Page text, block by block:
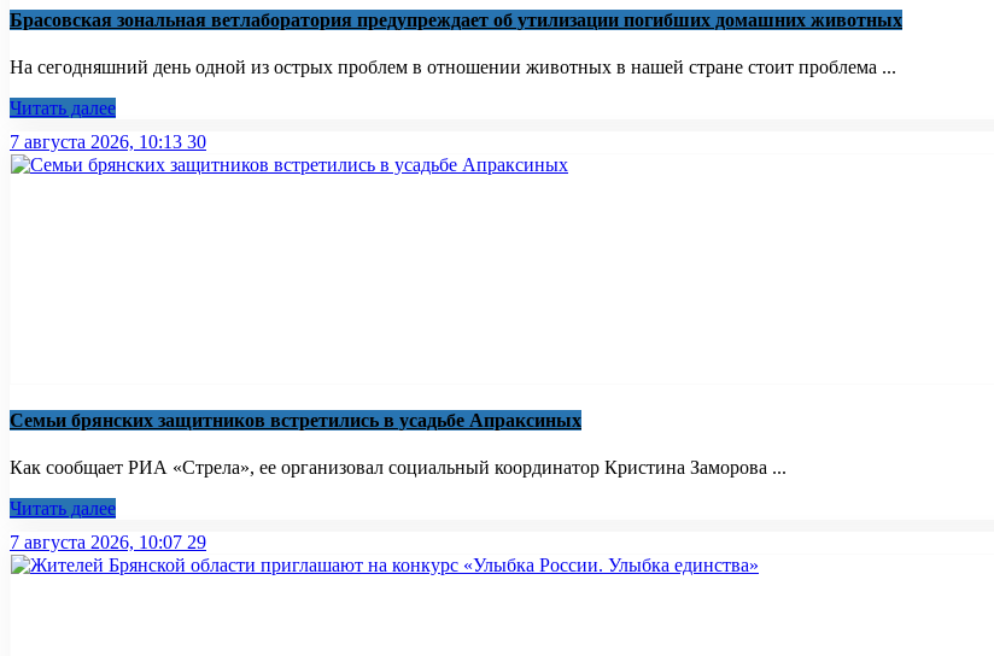
Брасовская зональная ветлаборатория предупреждает об утилизации погибших домашних животных
На сегодняшний день одной из острых проблем в отношении животных в нашей стране стоит проблема ...
Читать далее
7 августа 2026, 10:13 30
Семьи брянских защитников встретились в усадьбе Апраксиных
Как сообщает РИА «Стрела», ее организовал социальный координатор Кристина Заморова ...
Читать далее
7 августа 2026, 10:07 29